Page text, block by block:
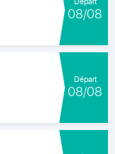
08/08
Départ
08/08